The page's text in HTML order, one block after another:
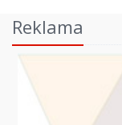
Reklama